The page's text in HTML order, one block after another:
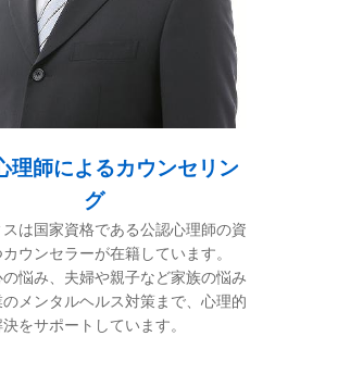
約
理師によるカウンセリン
グ
スは国家資格である公認心理師の資
ウンセラーが在籍しています。
悩み、夫婦や親子など家族の悩み
メンタルヘルス対策まで、心理的
をサポートしています。